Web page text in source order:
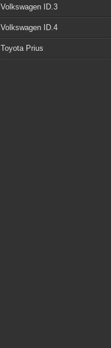
Volkswagen ID.3
Volkswagen ID.4
Toyota Prius